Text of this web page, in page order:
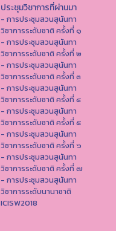
ประชุมวิชาการที่ผ่านมา
- การประชุมสวนสุนันทา
วิชาการระดับชาติ ครั้งที่ ๑
- การประชุมสวนสุนันทา
วิชาการระดับชาติ ครั้งที่ ๒
- การประชุมสวนสุนันทา
วิชาการระดับชาติ ครั้งที่ ๓
- การประชุมสวนสุนันทา
วิชาการระดับชาติ ครั้งที่ ๔
- การประชุมสวนสุนันทา
วิชาการระดับชาติ ครั้งที่ ๕
- การประชุมสวนสุนันทา
วิชาการระดับชาติ ครั้งที่ ๖
- การประชุมสวนสุนันทา
วิชาการระดับชาติ ครั้งที่ ๗
- การประชุมสวนสุนันทา
วิชาการระดับนานาชาติ
ICISW2018